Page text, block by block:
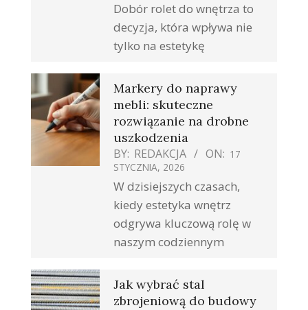
Dobór rolet do wnętrza to
decyzja, która wpływa nie
tylko na estetykę
Markery do naprawy
mebli: skuteczne
rozwiązanie na drobne
uszkodzenia
BY: REDAKCJA ON: 17
STYCZNIA, 2026
W dzisiejszych czasach,
kiedy estetyka wnętrz
odgrywa kluczową rolę w
naszym codziennym
Jak wybrać stal
zbrojeniową do budowy